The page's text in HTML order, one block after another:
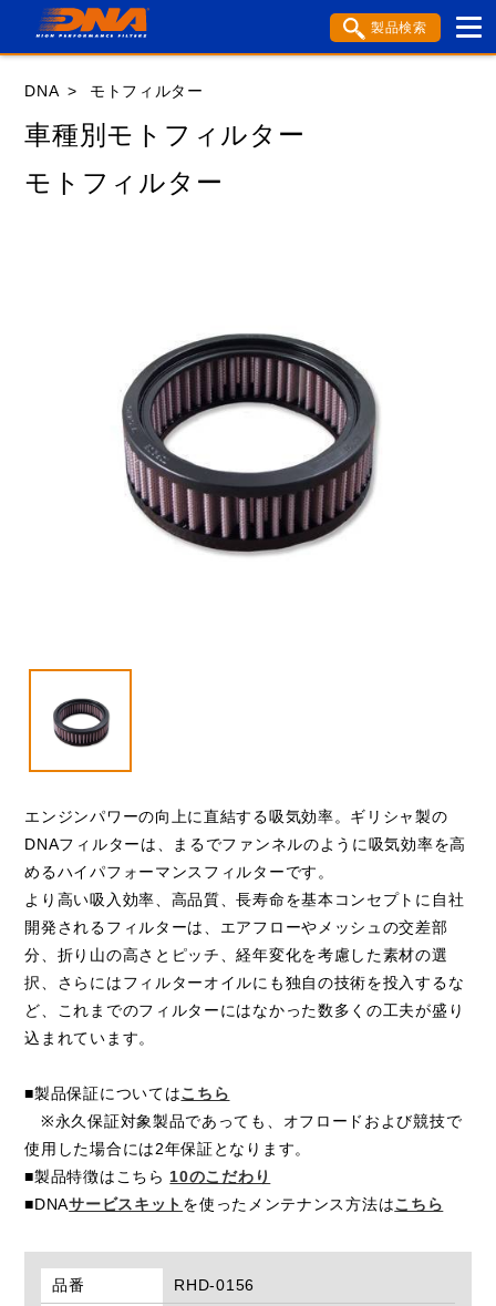
製品検索
HONDA YAMAHA
HARLEY DAVIDSON
HUSABERG HUSQVANA KTM
MOTO GUZZI
ROYAL ENFIELD TM TRIUMPH
DNA モトフィルター
車種別モトフィルター
モトフィルター
エンジンパワーの向上に直結する吸気効率。ギリシャ製の
DNAフィルターは、まるでファンネルのように吸気効率を高
めるハイパフォーマンスフィルターです。
より高い吸入効率、高品質、長寿命を基本コンセプトに自社
開発されるフィルターは、エアフローやメッシュの交差部
分、折り山の高さとピッチ、経年変化を考慮した素材の選
択、さらにはフィルターオイルにも独自の技術を投入するな
ど、これまでのフィルターにはなかった数多くの工夫が盛り
込まれています。
■製品保証についてはこちら
※永久保証対象製品であっても、オフロードおよび競技で
使用した場合には2年保証となります。
■製品特徴はこちら 10のこだわり
■DNAサービスキット を使ったメンテナンス方法はこちら
品番
RHD-0156